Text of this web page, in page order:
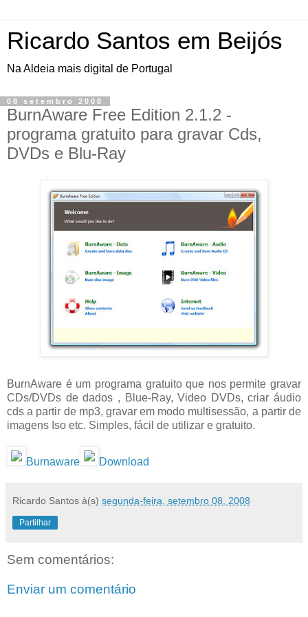
Ricardo Santos em Beijós
Na Aldeia mais digital de Portugal
08 setembro 2008
BurnAware Free Edition 2.1.2 -
programa gratuito para gravar Cds,
DVDs e Blu-Ray
BurnAware é um programa gratuito que nos permite gravar
CDs/DVDs de dados , Blue-Ray, Video DVDs, criar áudio
cds a partir de mp3, gravar em modo multisessão, a partir de
imagens Iso etc. Simples, fácil de utilizar e gratuito.
Burnaware Download
Ricardo Santos à(s) segunda-feira, setembro 08, 2008
Partilhar
Sem comentários:
Enviar um comentário